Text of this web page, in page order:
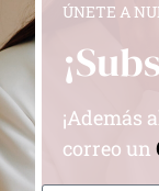
ÚNETE A
¡Además
correo un